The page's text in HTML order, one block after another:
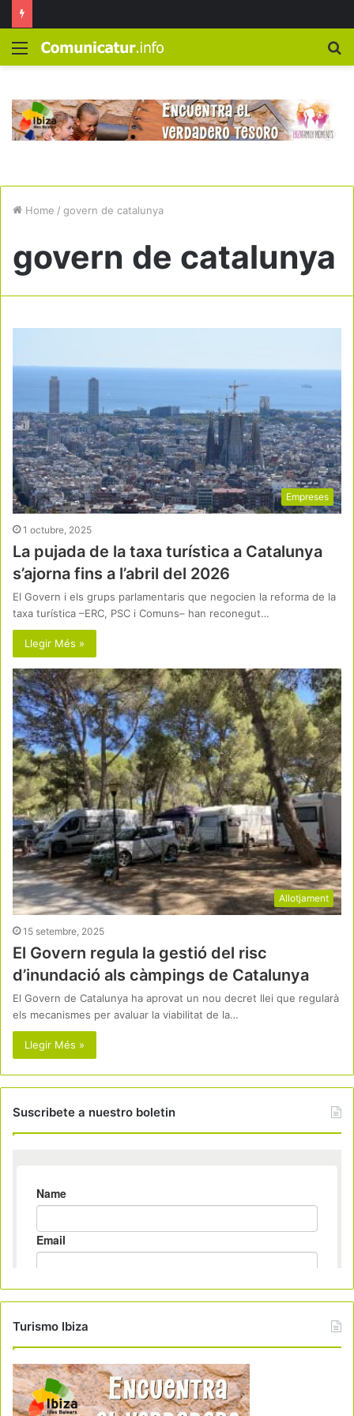
Menú
Home / govern de catalunya
govern de catalunya
Empreses
1 octubre, 2025
La pujada de la taxa turística a Catalunya
s’ajorna fins a l’abril del 2026
El Govern i els grups parlamentaris que negocien la reforma de la
taxa turística –ERC, PSC i Comuns– han reconegut…
Llegir Més »
Allotjament
15 setembre, 2025
El Govern regula la gestió del risc
d’inundació als càmpings de Catalunya
El Govern de Catalunya ha aprovat un nou decret llei que regularà
els mecanismes per avaluar la viabilitat de la…
Llegir Més »
Suscribete a nuestro boletin
Turismo Ibiza